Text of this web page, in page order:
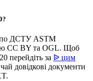
по ДСТУ ASTM
CC BY та OGL. Щоб
перейдіть за ᐉ цим
довідкові документи